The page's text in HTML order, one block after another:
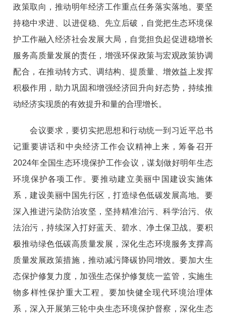
政策取向，推动明年经济工作重点任务落实落地。要坚
持稳中求进、以进促稳、先立后破，自觉把生态环境保
护工作融入经济社会发展大局，自觉担负起促进稳增长
服务高质量发展的责任，增强环保政策与宏观政策协调
配合，在推动转方式、调结构、提质量、增效益上发挥
积极作用，助力巩固和增强经济回升向好态势，持续推
动经济实现质的有效提升和量的合理增长。
会议要求，要切实把思想和行动统一到习近平总书
记重要讲话和中央经济工作会议精神上来，筹备召开
2024年全国生态环境保护工作会议，谋划做好明年生态
环境保护各项工作。要推动建立美丽中国建设实施体
系，建设美丽中国先行区，打造绿色低碳发展高地。要
深入推进污染防治攻坚，坚持精准治污、科学治污、依
法治污，持续深入打好蓝天、碧水、净土保卫战。要积
极推动绿色低碳高质量发展，深化生态环境服务支撑高
质量发展政策措施，推动减污降碳协同增效。要加大生
态保护修复力度，加强生态保护修复统一监管，实施生
物多样性保护重大工程。要加快健全现代环境治理体
系，深入开展第三轮中央生态环境保护督察，深化生态